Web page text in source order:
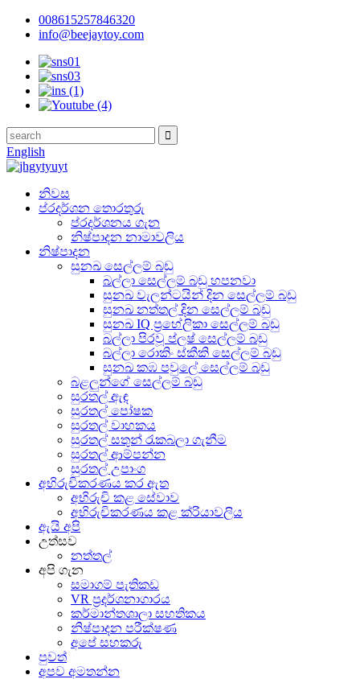
008615257846320
info@beejaytoy.com
English
නිවස
ප්රදර්ශන තොරතුරු
ප්රදර්ශනය ගැන
නිෂ්පාදන නාමාවලිය
නිෂ්පාදන
සුනඛ සෙල්ලම් බඩු
බල්ලා සෙල්ලම් බඩු හපනවා
සුනඛ වැලන්ටයින් දින සෙල්ලම් බඩු
සුනඛ නත්තල් දින සෙල්ලම් බඩු
සුනඛ IQ ප්‍රහේලිකා සෙල්ලම් බඩු
බල්ලා පිරවූ ප්ලෂ් සෙල්ලම් බඩු
බල්ලා රොකිං ස්කීකි සෙල්ලම් බඩු
සුනඛ කඹ පවුලේ සෙල්ලම් බඩු
බළලුන්ගේ සෙල්ලම් බඩු
සුරතල් ඇඳ
සුරතල් පෝෂක
සුරතල් වාහකය
සුරතල් සතුන් රැකබලා ගැනීම
සුරතල් ආම්පන්න
සුරතල් උපාංග
අභිරුචිකරණය කර ඇත
අභිරුචි කළ සේවාව
අභිරුචිකරණය කළ ක්රියාවලිය
ඇයි අපි
උත්සව
නත්තල්
අපි ගැන
සමාගම් පැතිකඩ
VR ප්‍රදර්ශනාගාරය
කර්මාන්තශාලා සහතිකය
නිෂ්පාදන පරීක්ෂණ
අපේ සහකරු
පුවත්
අපව අමතන්න